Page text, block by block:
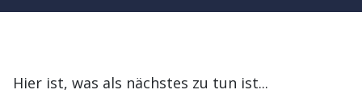
Hier ist, was als nächstes zu tun ist...